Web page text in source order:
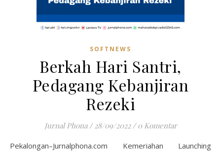
SOFTNEWS
Berkah Hari Santri,
Pedagang Kebanjiran
Rezeki
Jurnal Phona / 28/09/2022 / 0 Komentar
Pekalongan–Jurnalphona.com Kemeriahan Launching